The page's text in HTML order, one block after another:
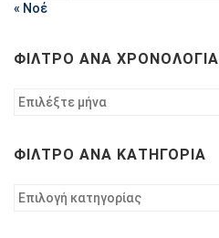
« Νοέ
ΦΊΛΤΡΟ ΑΝΆ ΧΡΟΝΟΛΟΓΊΑ
Φίλτρο
ΦΊΛΤΡΟ ΑΝΆ ΚΑΤΗΓΟΡΊΑ
Φίλτρο